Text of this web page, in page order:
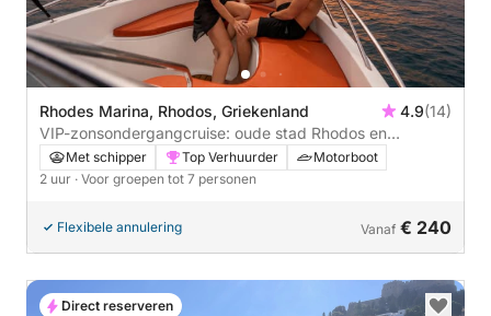
Rhodes Marina, Rhodos, Griekenland 4.9(14)
VIP-zonsondergangcruise: oude stad Rhodos en
Egeïsche Zee | Privé
Met schipper Top Verhuurder
Motorboot
2 uur · Voor groepen tot 7 personen
Flexibele annulering Vanaf € 240
Direct reserveren